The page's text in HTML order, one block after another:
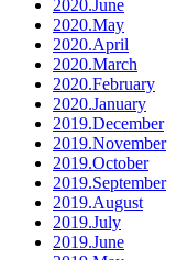
2020.June
2020.May
2020.April
2020.March
2020.February
2020.January
2019.December
2019.November
2019.October
2019.September
2019.August
2019.July
2019.June